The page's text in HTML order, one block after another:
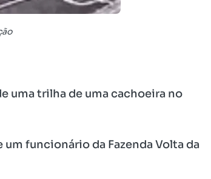
uma trilha de uma cachoeira no
funcionário da Fazenda Volta da